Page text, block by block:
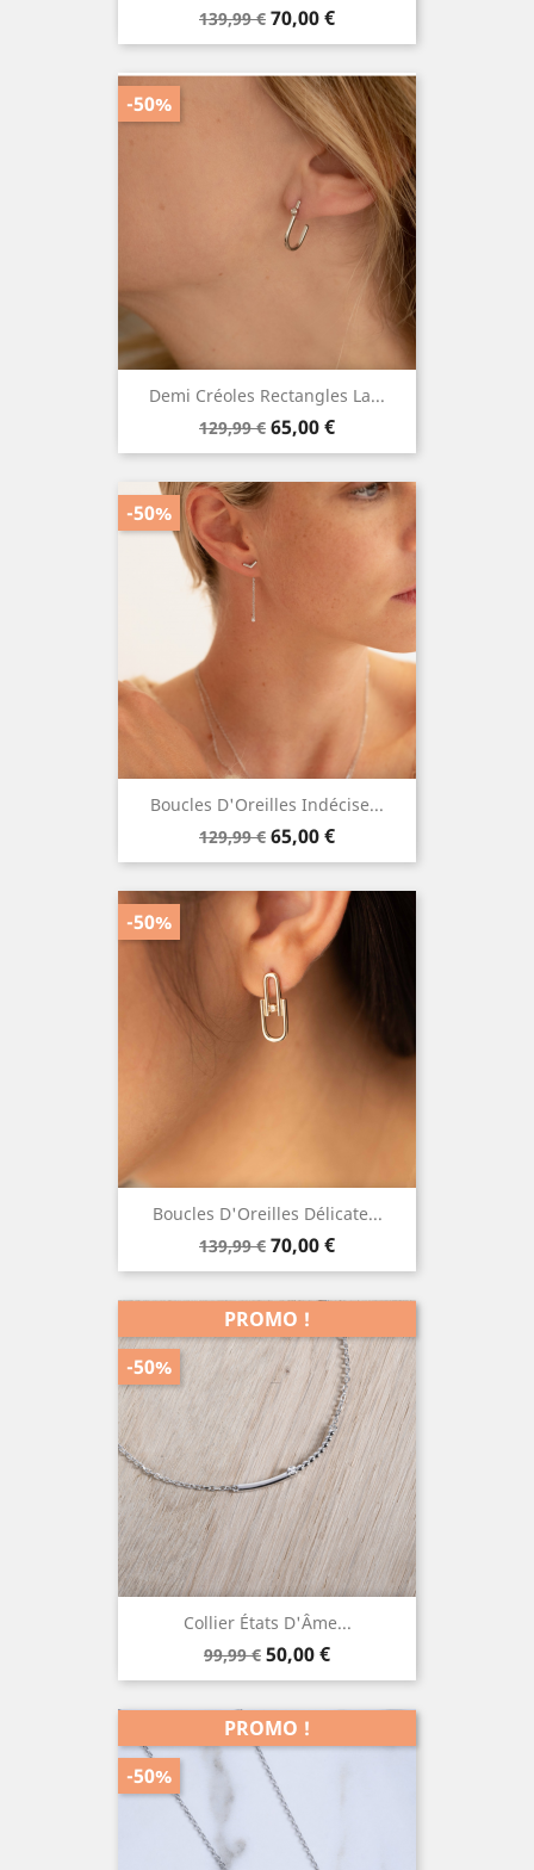
Prix
de
139,99 € Prix
70,00 €
Demi Créoles Rectangles La...
Prix
de
129,99 € Prix
65,00 €
-50%
Boucles D'Oreilles Indécise...
Prix
de
129,99 € Prix
65,00 €
-50%
Boucles D'Oreilles Délicate...
Prix
de
139,99 € Prix
70,00 €
-50%
Collier États D'Âme...
Prix
de
99,99 € Prix
50,00 €
PROMO !
-50%
PROMO !
-50%